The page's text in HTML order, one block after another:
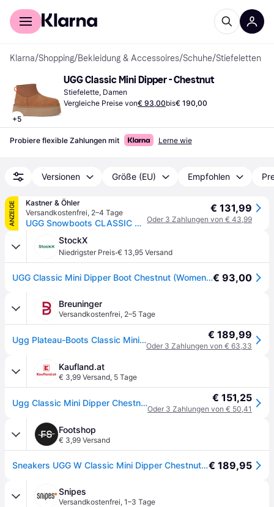
Für Shopper
Klarna/Shopping/Bekleidung & Accessoires/Schuhe/Stiefeletten
+5
UGG Classic Mini Dipper - Chestnut
Stiefelette, Damen
Vergleiche Preise von€ 93,00bis€ 190,00
Probiere flexible Zahlungen mit Lerne wie
Versionen Größe (EU) Empfohlen
ANZEIGE
Kastner & Öhler
Versandkostenfrei, 2–4 Tage
UGG Snowboots CLASSIC MINI DIPPER camel | 41
€ 131,99
Oder 3 Zahlungen von € 43,99
StockX
Niedrigster Preis·€ 13,95 Versand
UGG Classic Mini Dipper Boot Chestnut (Women's)€ 93,00
Breuninger
Versandkostenfrei, 2–5 Tage
Ugg Plateau-Boots Classic Mini Dipper braun - CAMEL - 39,40,41,42 € 189,99
Oder 3 Zahlungen von € 63,33
Kaufland.at
€ 3,99 Versand, 5 Tage
Ugg Classic Mini Dipper Chestnut - Damen Laarzen - 1168170-CHE € 151,25
Oder 3 Zahlungen von € 50,41
Footshop
€ 3,99 Versand
Sneakers UGG W Classic Mini Dipper Chestnut EUR 40€ 189,95
Snipes
Versandkostenfrei, 1–3 Tage